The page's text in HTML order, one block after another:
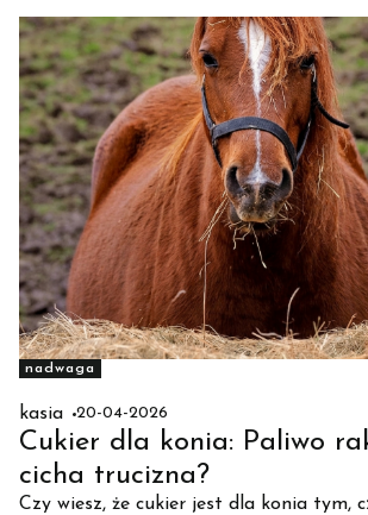
nadwaga
kasia 20-04-2026
Cukier dla konia: Paliwo
cicha trucizna?
Czy wiesz, że cukier jest dla konia tym,